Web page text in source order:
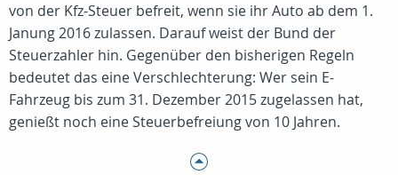
von der Kfz-Steuer befreit, wenn sie ihr Auto ab dem 1.
Janung 2016 zulassen. Darauf weist der Bund der
Steuerzahler hin. Gegenüber den bisherigen Regeln
bedeutet das eine Verschlechterung: Wer sein E-
Fahrzeug bis zum 31. Dezember 2015 zugelassen hat,
genießt noch eine Steuerbefreiung von 10 Jahren.